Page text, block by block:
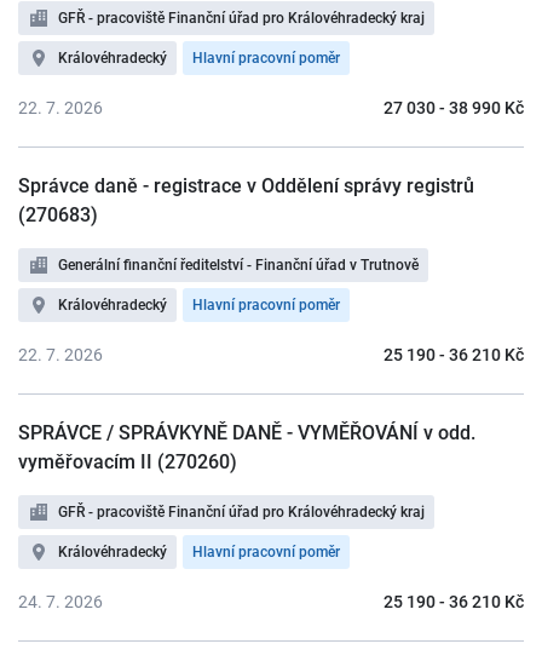
GFŘ - pracoviště Finanční úřad pro Královéhradecký kraj
Královéhradecký Hlavní pracovní poměr
27 030 - 38 990 Kč
22. 7. 2026
Správce daně - registrace v Oddělení správy registrů
(270683)
Generální finanční ředitelství - Finanční úřad v Trutnově
Královéhradecký Hlavní pracovní poměr
25 190 - 36 210 Kč
22. 7. 2026
SPRÁVCE / SPRÁVKYNĚ DANĚ - VYMĚŘOVÁNÍ v odd.
vyměřovacím II (270260)
GFŘ - pracoviště Finanční úřad pro Královéhradecký kraj
Královéhradecký Hlavní pracovní poměr
25 190 - 36 210 Kč
24. 7. 2026